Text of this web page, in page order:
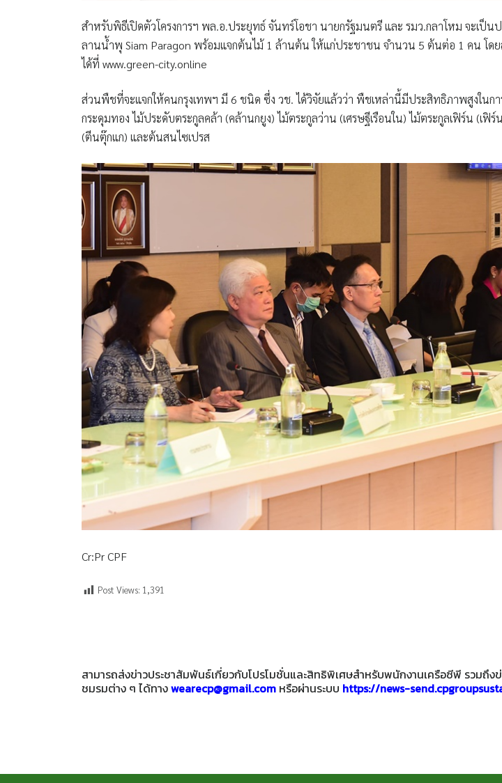
สำหรับพิธีเปิดตัวโครงการฯ พล.อ.ประยุทธ์ จันทร์โอชา นายกรัฐมนตรี และ รมว.กลาโหม จะเป็น
ลานน้ำพุ Siam Paragon พร้อมแจกต้นไม้ 1 ล้านต้น ให้แก่ประชาชน จำนวน 5 ต้นต่อ 1 คน โด
ได้ที่ www.green-city.online
ส่วนพืชที่จะแจกให้คนกรุงเทพฯ มี 6 ชนิด ซึ่ง วช. ได้วิจัยแล้วว่า พืชเหล่านี้มีประสิทธิภาพสูงในก
กระดุมทอง ไม้ประดับตระกูลคล้า (คล้านกยูง) ไม้ตระกูลว่าน (เศรษฐีเรือนใน) ไม้ตระกูลเฟิร์น (เฟิ
(ตีนตุ๊กแก) และต้นสนไซเปรส
Cr:Pr CPF
Post Views: 1,391
สามารถส่งข่าวประชาสัมพันธ์เกี่ยวกับโปรโมชั่นและสิทธิพิเศษสำหรับพนักงานเครือซีพี รวมถึง
ชมรมต่าง ๆ ได้ทางwearecp@gmail.com หรือผ่านระบบ https://news-